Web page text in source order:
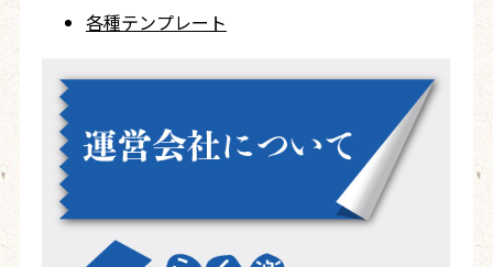
各種テンプレート